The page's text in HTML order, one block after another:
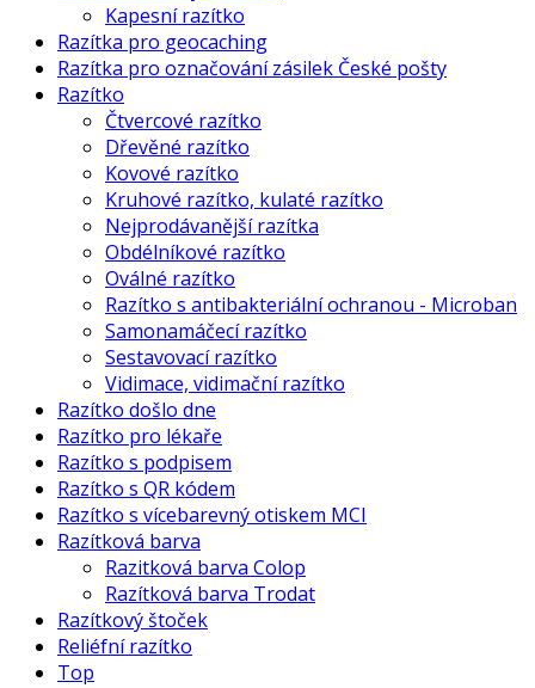
Kapesní razítko
Razítka pro geocaching
Razítka pro označování zásilek České pošty
Razítko
Čtvercové razítko
Dřevěné razítko
Kovové razítko
Kruhové razítko, kulaté razítko
Nejprodávanější razítka
Obdélníkové razítko
Oválné razítko
Razítko s antibakteriální ochranou - Microban
Samonamáčecí razítko
Sestavovací razítko
Vidimace, vidimační razítko
Razítko došlo dne
Razítko pro lékaře
Razítko s podpisem
Razítko s QR kódem
Razítko s vícebarevný otiskem MCI
Razítková barva
Razitková barva Colop
Razítková barva Trodat
Razítkový štoček
Reliéfní razítko
Top